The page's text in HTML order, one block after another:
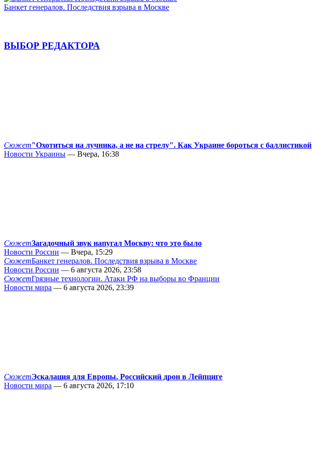
Банкет генералов. Последствия взрыва в Москве
ВЫБОР РЕДАКТОРА
Сюжет"Охотиться на лучника, а не на стрелу". Как Украине бороться с баллистикой
Новости Украины — Вчера, 16:38
СюжетЗагадочный звук напугал Москву: что это было
Новости России — Вчера, 15:29
СюжетБанкет генералов. Последствия взрыва в Москве
Новости России — 6 августа 2026, 23:58
СюжетГрязные технологии. Атаки РФ на выборы во Франции
Новости мира — 6 августа 2026, 23:39
СюжетЭскалация для Европы. Российский дрон в Лейпциге
Новости мира — 6 августа 2026, 17:10